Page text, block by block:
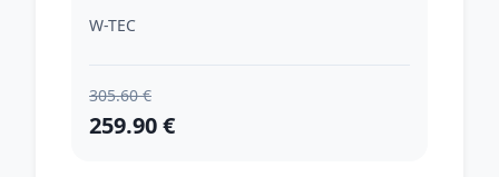
W-TEC
305.60 €
259.90 €